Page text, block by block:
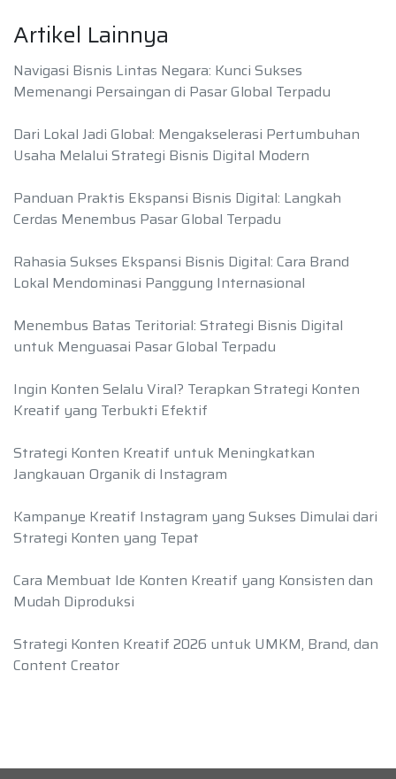
Artikel Lainnya
Navigasi Bisnis Lintas Negara: Kunci Sukses
Memenangi Persaingan di Pasar Global Terpadu
Dari Lokal Jadi Global: Mengakselerasi Pertumbuhan
Usaha Melalui Strategi Bisnis Digital Modern
Panduan Praktis Ekspansi Bisnis Digital: Langkah
Cerdas Menembus Pasar Global Terpadu
Rahasia Sukses Ekspansi Bisnis Digital: Cara Brand
Lokal Mendominasi Panggung Internasional
Menembus Batas Teritorial: Strategi Bisnis Digital
untuk Menguasai Pasar Global Terpadu
Ingin Konten Selalu Viral? Terapkan Strategi Konten
Kreatif yang Terbukti Efektif
Strategi Konten Kreatif untuk Meningkatkan
Jangkauan Organik di Instagram
Kampanye Kreatif Instagram yang Sukses Dimulai dari
Strategi Konten yang Tepat
Cara Membuat Ide Konten Kreatif yang Konsisten dan
Mudah Diproduksi
Strategi Konten Kreatif 2026 untuk UMKM, Brand, dan
Content Creator